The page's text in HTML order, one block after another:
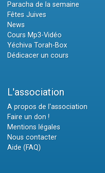
Paracha de la semaine
Fêtes Juives
News
Cours Mp3-Vidéo
Yéchiva Torah-Box
Dédicacer un cours
L'association
A propos de l'association
Faire un don !
Mentions légales
Nous contacter
Aide (FAQ)